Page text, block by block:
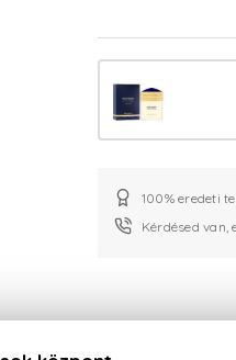
100% eredeti
Kérdésed